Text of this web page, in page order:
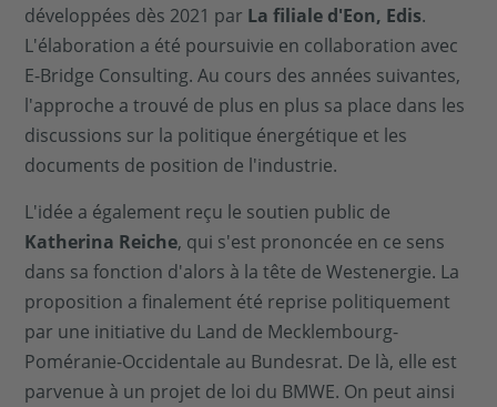
développées dès 2021 par La filiale d'Eon, Edis.
L'élaboration a été poursuivie en collaboration avec
E-Bridge Consulting. Au cours des années suivantes,
l'approche a trouvé de plus en plus sa place dans les
discussions sur la politique énergétique et les
documents de position de l'industrie.
L'idée a également reçu le soutien public de
Katherina Reiche, qui s'est prononcée en ce sens
dans sa fonction d'alors à la tête de Westenergie. La
proposition a finalement été reprise politiquement
par une initiative du Land de Mecklembourg-
Poméranie-Occidentale au Bundesrat. De là, elle est
parvenue à un projet de loi du BMWE. On peut ainsi